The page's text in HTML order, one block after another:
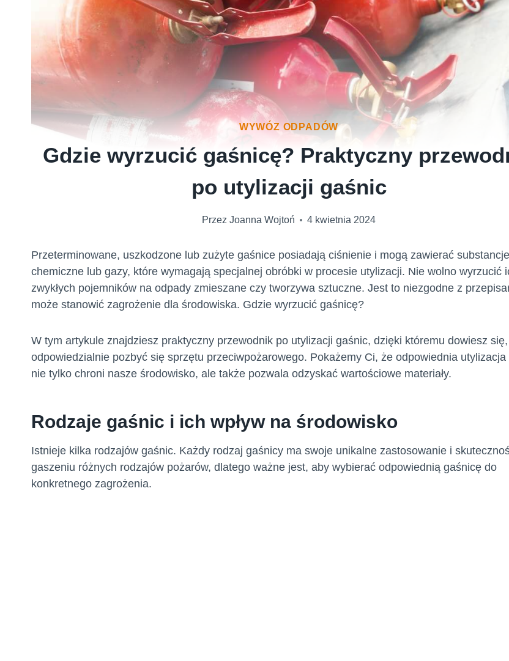
WYWÓZ ODPADÓW
Gdzie wyrzucić gaśnicę? Praktyczny
po utylizacji gaśnic
Przez Joanna Wojtoń 4 kwietnia 2024
Przeterminowane, uszkodzone lub zużyte gaśnice posiadają ciśnienie i mogą zawierać substancje
chemiczne lub gazy, które wymagają specjalnej obróbki w procesie utylizacji. Nie wolno wyrzucić
zwykłych pojemników na odpady zmieszane czy tworzywa sztuczne. Jest to niezgodne z
może stanowić zagrożenie dla środowiska. Gdzie wyrzucić gaśnicę?
W tym artykule znajdziesz praktyczny przewodnik po utylizacji gaśnic, dzięki któremu dowiesz
odpowiedzialnie pozbyć się sprzętu przeciwpożarowego. Pokażemy Ci, że odpowiednia utylizacja
nie tylko chroni nasze środowisko, ale także pozwala odzyskać wartościowe materiały.
Rodzaje gaśnic i ich wpływ na środowisko
Istnieje kilka rodzajów gaśnic. Każdy rodzaj gaśnicy ma swoje unikalne zastosowanie i
gaszeniu różnych rodzajów pożarów, dlatego ważne jest, aby wybierać odpowiednią gaśnicę do
konkretnego zagrożenia.